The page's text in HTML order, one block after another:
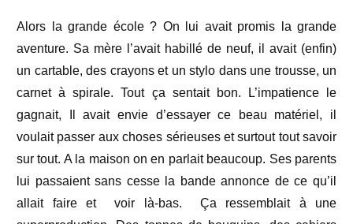
Alors la grande école ? On lui avait promis la grande
aventure. Sa mère l’avait habillé de neuf, il avait (enfin)
un cartable, des crayons et un stylo dans une trousse, un
carnet à spirale. Tout ça sentait bon. L’impatience le
gagnait, Il avait envie d’essayer ce beau matériel, il
voulait passer aux choses sérieuses et surtout tout savoir
sur tout. A la maison on en parlait beaucoup. Ses parents
lui passaient sans cesse la bande annonce de ce qu’il
allait faire et voir là-bas. Ça ressemblait à une